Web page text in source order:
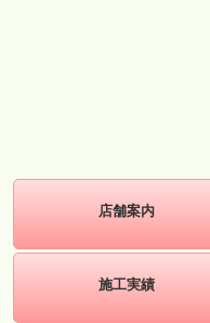
店舗案内
施工実績